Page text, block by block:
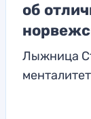
об
Лыжница